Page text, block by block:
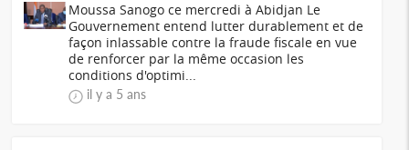
Moussa Sanogo ce mercredi à Abidjan Le
Gouvernement entend lutter durablement et de
façon inlassable contre la fraude fiscale en vue
de renforcer par la même occasion les
conditions d'optimi...
il y a 5 ans